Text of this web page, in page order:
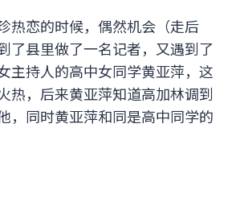
热恋的时候，偶然机会（走后
了县里做了一名记者，又遇到了
主持人的高中女同学黄亚萍，这
热，后来黄亚萍知道高加林调到
，同时黄亚萍和同是高中同学的